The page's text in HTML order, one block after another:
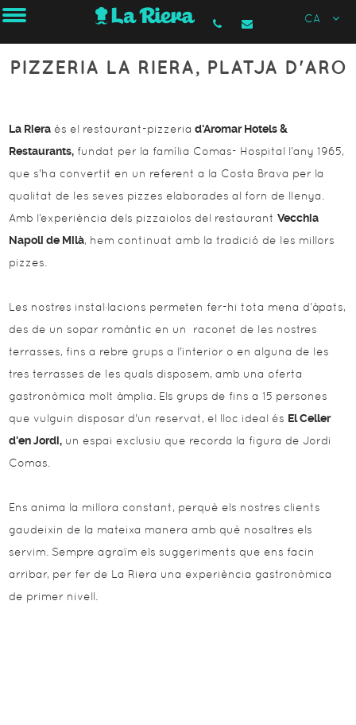
CA
PIZZERIA LA RIERA, PLATJA D'ARO
La Riera és el restaurant-pizzeria d'Aromar Hotels &
Restaurants, fundat per la família Comas- Hospital l’any 1965,
que s'ha convertit en un referent a la Costa Brava per la
qualitat de les seves pizzes elaborades al forn de llenya.
Amb l’experiència dels pizzaiolos del restaurantVecchia
Napoli de Milà, hem continuat amb la tradició de les millors
pizzes.
Les nostres instal·lacions permeten fer-hi tota mena d’àpats,
des de un sopar romàntic en un raconet de les nostres
terrasses, fins a rebre grups a l'interior o en alguna de les
tres terrasses de les quals disposem, amb una oferta
gastronòmica molt àmplia. Els grups de fins a 15 persones
que vulguin disposar d'un reservat, el lloc ideal és El Celler
d'en Jordi, un espai exclusiu que recorda la figura de Jordi
Comas.
Ens anima la millora constant, perquè els nostres clients
gaudeixin de la mateixa manera amb què nosaltres els
servim. Sempre agraïm els suggeriments que ens facin
arribar, per fer de La Riera una experiència gastronòmica
de primer nivell.